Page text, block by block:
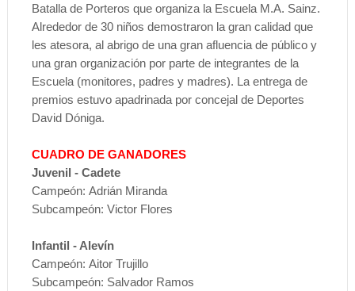
Batalla de Porteros que organiza la Escuela M.A. Sainz.
Alrededor de 30 niños demostraron la gran calidad que
les atesora, al abrigo de una gran afluencia de público y
una gran organización por parte de integrantes de la
Escuela (monitores, padres y madres). La entrega de
premios estuvo apadrinada por concejal de Deportes
David Dóniga.
CUADRO DE GANADORES
Juvenil - Cadete
Campeón: Adrián Miranda
Subcampeón: Victor Flores
Infantil - Alevín
Campeón: Aitor Trujillo
Subcampeón: Salvador Ramos